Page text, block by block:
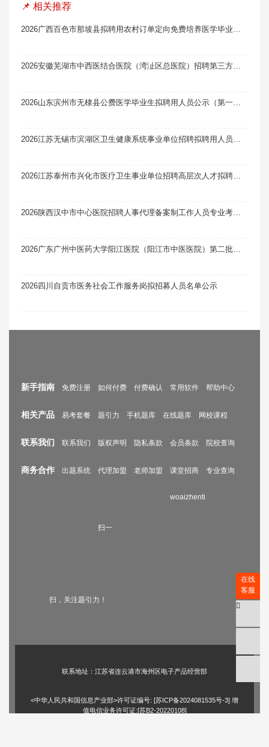
📌 相关推荐
2026四川自贡市医务社会工作服务岗拟招募人员名单公示
新手指南 免费注册 如何付费 付费确认 常用软件 帮助中心
相关产品 易考套餐 题引力 手机题库 在线题库 网校课程
联系我们 联系我们 版权声明 隐私条款 会员条款 院校查询
商务合作 出题系统 代理加盟 老师加盟 课堂招商 专业查询
扫一
扫，关注题引力！
woaizhenti
联系地址：江苏省连云港市海州区电子产品经营部
<中华人民共和国信息产业部>许可证编号: [苏ICP备2024081535号-3] 增
值电信业务许可证:[苏B2-20220108]
在线
客服